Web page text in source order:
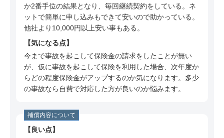
50代 男性（東京都）のSBI損保についての口コ
ミ
50代 男性（神奈川県）のSBI損保についての口
コミ
40代 男性（茨城県）のSBI損保についての口コ
ミ
50代 男性（埼玉県）のSBI損保についての口コ
60代 男性（東京都）のSBI損保についての口コ
ミ
か2番手位の結果となり、毎回継続契約をしている。ネ
ットで簡単に申し込みもできて安いので助かっている。
他社より10,000円以上安い事もある。
気になる点
今まで事故を起こして保険金の請求をしたことが無い
が、仮に事故を起こして保険を利用した場合、次年度か
らどの程度保険金がアップするのか気になります。多少
の事故なら自費で対応した方が良いのか悩みます。
補償内容について
良い点